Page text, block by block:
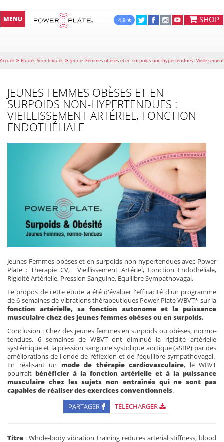
SHOP
MENU
Accueil >Etudes Scientifiques > Jeunes Femmes obèses et en surpoids non-hypertendues : Vieillissement
JEUNES FEMMES OBÈSES ET EN
SURPOIDS NON-HYPERTENDUES :
VIEILLISSEMENT ARTÉRIEL, FONCTION
ENDOTHÉLIALE
Jeunes Femmes obèses et en surpoids non-hypertendues avec Power
Plate : Therapie CV, Vieillissement Artériel, Fonction Endothéliale,
Rigidité Artérielle, Pression Sanguine, Equilibre Sympathovagal.
Le propos de cette étude a été d'évaluer l'efficacité d'un programme
de 6 semaines de vibrations thérapeutiques Power Plate WBVT* sur la
fonction artérielle, sa fonction autonome et la puissance
musculaire chez des jeunes femmes obèses ou en surpoids.
Conclusion : Chez des jeunes femmes en surpoids ou obèses, normo-
tendues, 6 semaines de WBVT ont diminué la rigidité artérielle
systémique et la pression sanguine systolique aortique (aSBP) par des
améliorations de l'onde de réflexion et de l'équilibre sympathovagal.
En réalisant un mode de thérapie cardiovasculaire, le WBVT
pourrait bénéficier à la fonction artérielle et à la puissance
musculaire chez les sujets non entraînés qui ne sont pas
capables de réaliser des exercices conventionnels.
PARTAGER
TÉLÉCHARGER
Titre : Whole-body vibration training reduces arterial stiffness, blood